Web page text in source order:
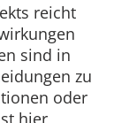
reicht
sind in
zu
oder
hier